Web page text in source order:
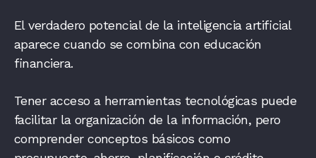
El verdadero potencial de la inteligencia artificial
aparece cuando se combina con educación
financiera.
Tener acceso a herramientas tecnológicas puede
facilitar la organización de la información, pero
comprender conceptos básicos como